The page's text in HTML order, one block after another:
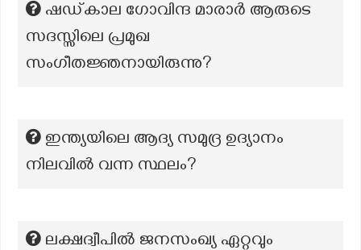
ഷഡ്കാല ഗോവിന്ദ മാരാർ ആരുടെ
സദസ്സിലെ പ്രമുഖ
സംഗീതജ്ഞനായിരുന്നു?
ഇന്ത്യയിലെ ആദ്യ സമുദ്ര ഉദ്യാനം
നിലവിൽ വന്ന സ്ഥലം?
ലക്ഷദ്വീപിൽ ജനസംഖ്യ ഏറ്റവും